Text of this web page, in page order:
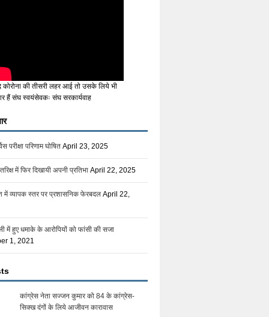
कोरोना की तीसरी लहर आई तो उसके लिये भी
हैं संघ स्वयंसेवकः संघ सरकार्यवाह
परीक्षा परिणाम घोषित April 23, 2025
में फिर दिखायी अपनी प्रतिभा April 22, 2025
में व्यापक स्तर पर प्रशासनिक फेरबदल April 22,
में हुए धमाके के आरोपियों को फांसी की सजा
1, 2021
कांग्रेस नेता सज्जन कुमार को 84 के कांग्रेस-
सिक्ख दंगों के लिये आजीवन कारावास